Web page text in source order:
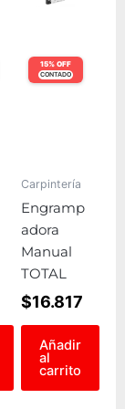
15% OFF
CONTADO
Carpintería
Engramp
adora
Manual
TOTAL
$16.817
Añadir
al
carrito